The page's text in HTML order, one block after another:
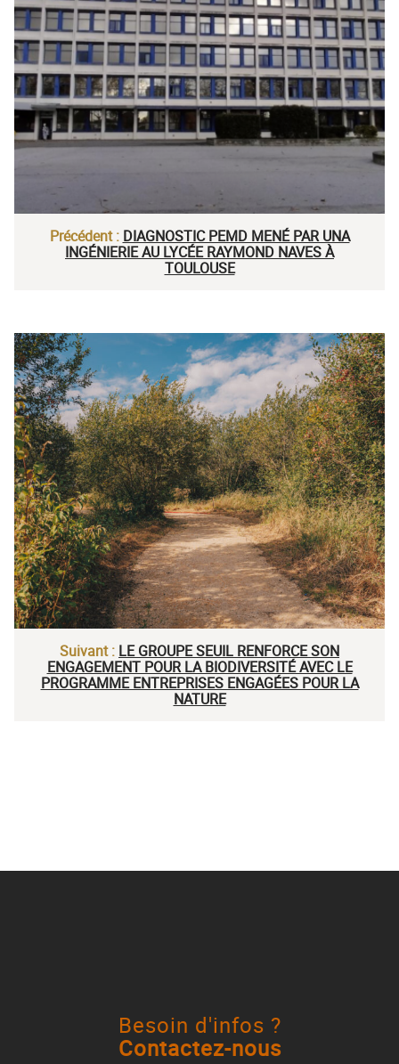
Précédent : DIAGNOSTIC PEMD MENÉ PAR UNA
INGÉNIERIE AU LYCÉE RAYMOND NAVES À
TOULOUSE
Suivant : LE GROUPE SEUIL RENFORCE SON
ENGAGEMENT POUR LA BIODIVERSITÉ AVEC LE
PROGRAMME ENTREPRISES ENGAGÉES POUR LA
NATURE
Besoin d'infos ?
Contactez-nous